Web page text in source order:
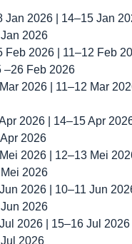
Jan 2026 | 14–15 Jan
2026
Feb 2026 | 11–12 Feb
–26 Feb 2026
2026 | 11–12 Mar
2026 | 14–15 Apr
2026
2026 | 12–13 Mei
2026
2026 | 10–11 Jun
2026
2026 | 15–16 Jul 2026
2026